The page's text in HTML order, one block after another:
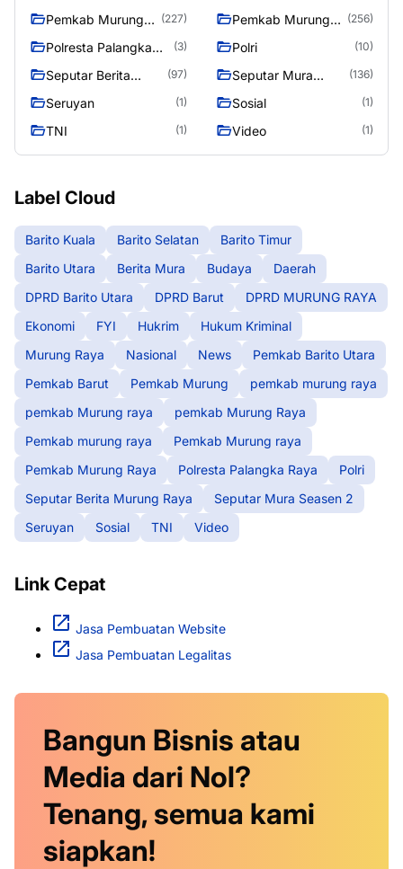
Pemkab Murung
(227)
Pemkab Murung
(256)
Polresta Palangka
(3) Polri (10)
Seputar Berita
(97)
Seputar Mura
(136)
Seruyan (1) Sosial (1)
TNI (1) Video (1)
Label Cloud
Barito Kuala Barito Selatan
Barito Timur
Barito Utara
Berita Mura Budaya
Daerah
DPRD Barito Utara
DPRD Barut
DPRD MURUNG RAYA
Ekonomi
FYI Hukrim
Hukum Kriminal
Murung Raya
Nasional News
Pemkab Barito Utara
Pemkab Barut
Pemkab Murung
pemkab murung raya
pemkab Murung raya
pemkab Murung Raya
Pemkab murung raya
Pemkab Murung raya
Pemkab Murung Raya
Polresta Palangka Raya
Polri
Seputar Berita Murung Raya
Seputar Mura Seasen 2
Seruyan
Sosial TNI Video
Link Cepat
Jasa Pembuatan Website
Jasa Pembuatan Legalitas
Bangun Bisnis atau
Media dari Nol?
Tenang, semua kami
siapkan!